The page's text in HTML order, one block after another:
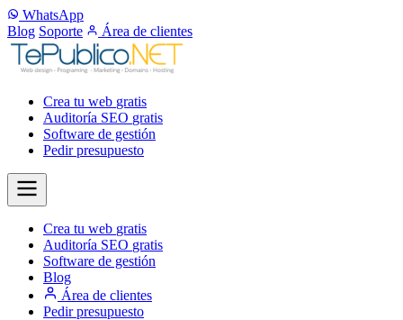
WhatsApp
Blog Soporte Área de clientes
Crea tu web gratis
Auditoría SEO gratis
Software de gestión
Pedir presupuesto
Crea tu web gratis
Auditoría SEO gratis
Software de gestión
Blog
Área de clientes
Pedir presupuesto